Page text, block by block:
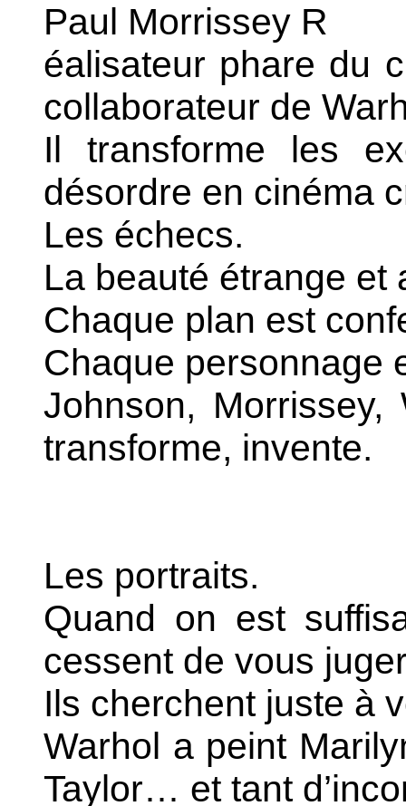
Paul Morrissey R
éalisateur phare du
collaborateur de
Il transforme les
désordre en cinéma
Les échecs.
La beauté étrange et
Chaque plan est
Chaque personnage
Johnson,
transforme, invente.
Les portraits.
Quand on est
cessent de vous
Ils cherchent juste à
Warhol a peint
Taylor… et tant